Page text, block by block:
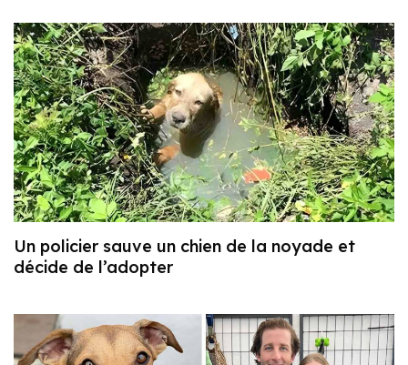
Un policier sauve un chien de la noyade et
décide de l’adopter